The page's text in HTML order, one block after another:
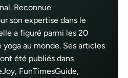
Reconnue
son expertise dans le
a figuré parmi les 20
au monde. Ses articles
été publiés dans
FunTimesGuide,